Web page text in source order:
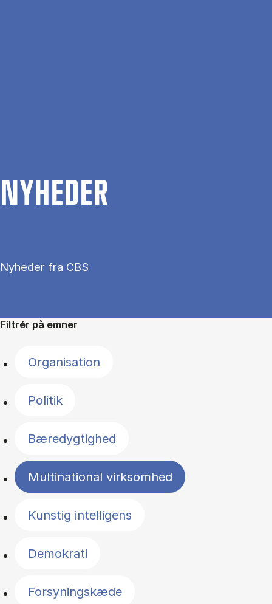
NYHE­DER
Nyheder fra CBS
Filtrér på emner
Organisation
Politik
Bæredygtighed
Multinational virksomhed
Kunstig intelligens
Demokrati
Forsyningskæde